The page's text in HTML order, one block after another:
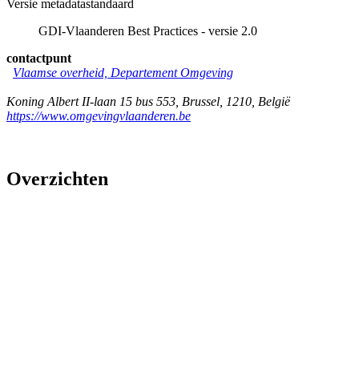
Versie metadatastandaard
GDI-Vlaanderen Best Practices - versie 2.0
contactpunt
Vlaamse overheid, Departement Omgeving
Koning Albert II-laan 15 bus 553 Brussel 1210 België
https://www.omgevingvlaanderen.be
Overzichten